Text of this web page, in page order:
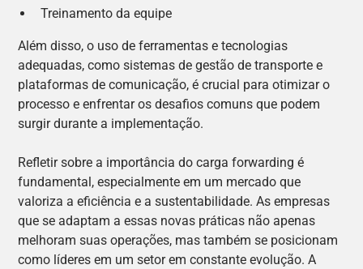
Treinamento da equipe
Além disso, o uso de ferramentas e tecnologias
adequadas, como sistemas de gestão de transporte e
plataformas de comunicação, é crucial para otimizar o
processo e enfrentar os desafios comuns que podem
surgir durante a implementação.
Refletir sobre a importância do carga forwarding é
fundamental, especialmente em um mercado que
valoriza a eficiência e a sustentabilidade. As empresas
que se adaptam a essas novas práticas não apenas
melhoram suas operações, mas também se posicionam
como líderes em um setor em constante evolução. A